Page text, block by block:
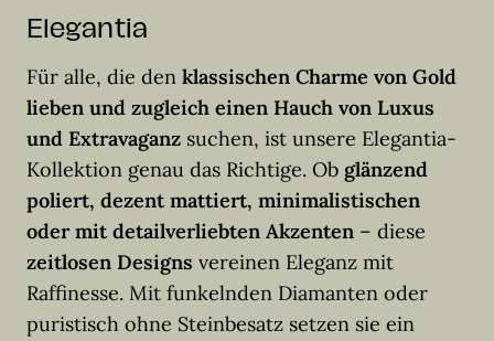
Elegantia
Für alle, die den klassischen Charme von Gold
lieben und zugleich einen Hauch von Luxus
und Extravaganz suchen, ist unsere Elegantia-
Kollektion genau das Richtige. Ob glänzend
poliert, dezent mattiert, minimalistischen
oder mit detailverliebten Akzenten – diese
zeitlosen Designs vereinen Eleganz mit
Raffinesse. Mit funkelnden Diamanten oder
puristisch ohne Steinbesatz setzen sie ein